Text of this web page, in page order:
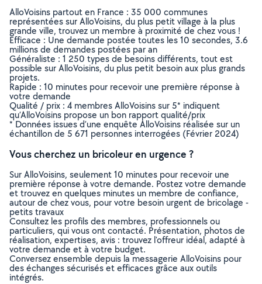
AlloVoisins partout en France : 35 000 communes
représentées sur AlloVoisins, du plus petit village à la plus
grande ville, trouvez un membre à proximité de chez vous !
Efficace : Une demande postée toutes les 10 secondes, 3.6
millions de demandes postées par an
Généraliste : 1 250 types de besoins différents, tout est
possible sur AlloVoisins, du plus petit besoin aux plus grands
projets.
Rapide : 10 minutes pour recevoir une première réponse à
votre demande
Qualité / prix : 4 membres AlloVoisins sur 5* indiquent
qu’AlloVoisins propose un bon rapport qualité/prix
* Données issues d’une enquête AlloVoisins réalisée sur un
échantillon de 5 671 personnes interrogées (Février 2024)
Vous cherchez un bricoleur en urgence ?
Sur AlloVoisins, seulement 10 minutes pour recevoir une
première réponse à votre demande. Postez votre demande
et trouvez en quelques minutes un membre de confiance,
autour de chez vous, pour votre besoin urgent de bricolage -
petits travaux
Consultez les profils des membres, professionnels ou
particuliers, qui vous ont contacté. Présentation, photos de
réalisation, expertises, avis : trouvez l'offreur idéal, adapté à
votre demande et à votre budget.
Conversez ensemble depuis la messagerie AlloVoisins pour
des échanges sécurisés et efficaces grâce aux outils
intégrés.